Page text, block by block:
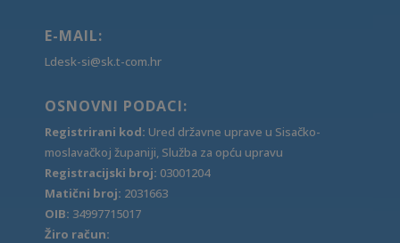
E-MAIL:
Ldesk-si@sk.t-com.hr
OSNOVNI PODACI:
Registrirani kod: Ured državne uprave u Sisačko-
moslavačkoj županiji, Služba za opću upravu
Registracijski broj: 03001204
Matični broj: 2031663
OIB: 34997715017
Žiro račun: